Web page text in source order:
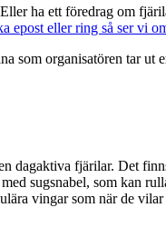
ha ett föredrag om
epost eller ring så ser vi
som organisatören tar ut
dagaktiva fjärilar. Det
sugsnabel, som kan
vingar som när de